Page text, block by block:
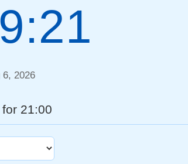
6, 2026
21:00